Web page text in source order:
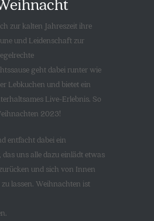
zur kalten Jahreszeit ihre
und Leidenschaft zur
geht dabei runter wie
Lebkuchen und bietet ein
Live-Erlebnis. So
2023!
entfacht dabei ein
das uns alle dazu einlädt etwas
und sich von Innen
lassen. Weihnachten ist